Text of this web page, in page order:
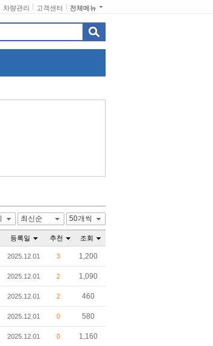
전체메뉴
고객센터
차량관리
최신순 50개씩
등록일 추천 조회
2025.12.01 3 1,200
2025.12.01 2 1,090
2025.12.01 2 460
2025.12.01 0 580
2025.12.01 0 1,160